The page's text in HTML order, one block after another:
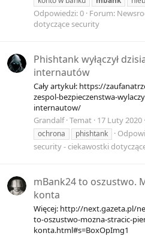
Odpowiedzi: 0 Forum:
dotyczące security
Phishtank wyłączył
internautów
Cały artykuł: https://
zespol-bezpieczenstwa-
internautow/
Grandalf Temat 17 Luty 2020
ochrona
phishtank
security - ciekawostki
mBank24 to oszustwo.
konta
Więcej: http://next.gazeta.pl/
to-oszustwo-mozna-stracic-
konta.html#s=BoxOpImg1